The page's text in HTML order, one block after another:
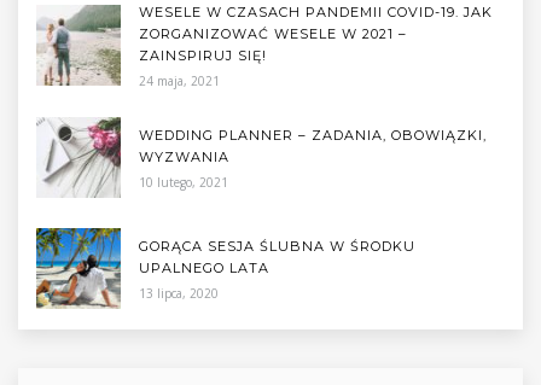
WESELE W CZASACH PANDEMII COVID-19. JAK
ZORGANIZOWAĆ WESELE W 2021 –
ZAINSPIRUJ SIĘ!
24 maja, 2021
WEDDING PLANNER – ZADANIA, OBOWIĄZKI,
WYZWANIA
10 lutego, 2021
GORĄCA SESJA ŚLUBNA W ŚRODKU
UPALNEGO LATA
13 lipca, 2020